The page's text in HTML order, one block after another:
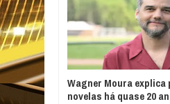
Wagner Moura explica
novelas há quase 20